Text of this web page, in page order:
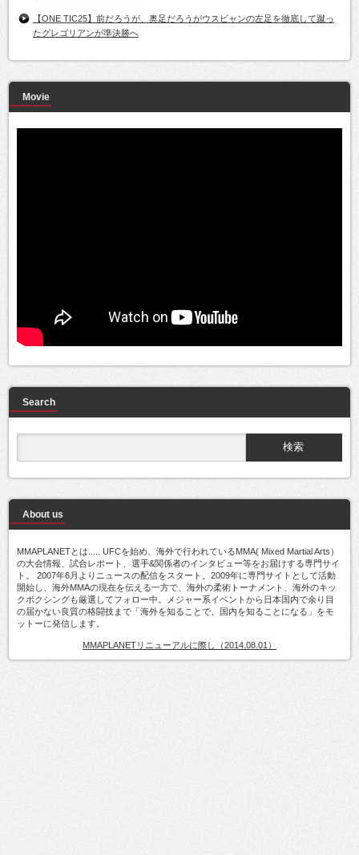
【ONE TIC25】前だろうが、奥足だろうがウスビャンの左足を徹底して蹴っ
たグレゴリアンが準決勝へ
Movie
Search
About us
MMAPLANETとは..... UFCを始め、海外で行われているMMA( Mixed Martial Arts）
の大会情報、試合レポート、選手&関係者のインタビュー等をお届けする専門サイ
ト。 2007年6月よりニュースの配信をスタート。2009年に専門サイトとして活動
開始し、海外MMAの現在を伝える一方で、海外の柔術トーナメント、海外のキッ
クボクシングも厳選してフォロー中。メジャー系イベントから日本国内で余り目
の届かない良質の格闘技まで「海外を知ることで、国内を知ることになる」をモ
ットーに発信します。
MMAPLANETリニューアルに際し（2014.08.01）